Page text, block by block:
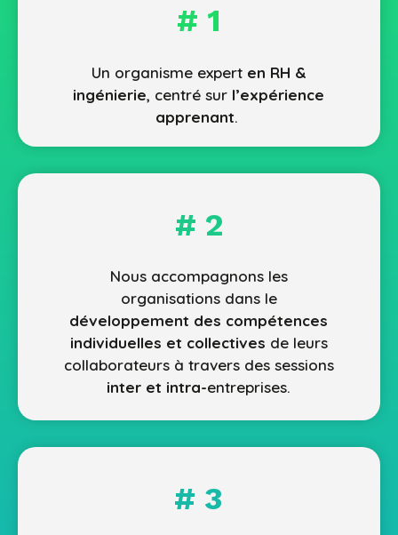
# 1
Un organisme expert en RH &
ingénierie, centré sur l’expérience
apprenant.
# 2
Nous accompagnons les
organisations dans le
développement des compétences
individuelles et collectives de leurs
collaborateurs à travers des sessions
inter et intra-entreprises.
# 3